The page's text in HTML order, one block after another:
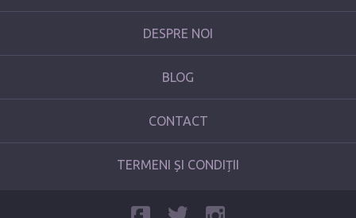
DESPRE NOI
BLOG
CONTACT
TERMENI ȘI CONDIȚII